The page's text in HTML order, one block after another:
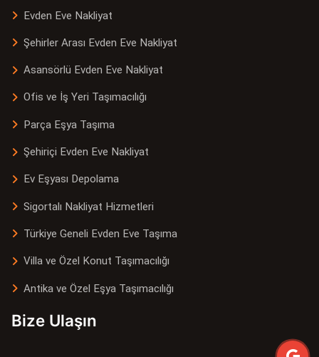
Evden Eve Nakliyat
Şehirler Arası Evden Eve Nakliyat
Asansörlü Evden Eve Nakliyat
Ofis ve İş Yeri Taşımacılığı
Parça Eşya Taşıma
Şehiriçi Evden Eve Nakliyat
Ev Eşyası Depolama
Sigortalı Nakliyat Hizmetleri
Türkiye Geneli Evden Eve Taşıma
Villa ve Özel Konut Taşımacılığı
Antika ve Özel Eşya Taşımacılığı
Bize Ulaşın